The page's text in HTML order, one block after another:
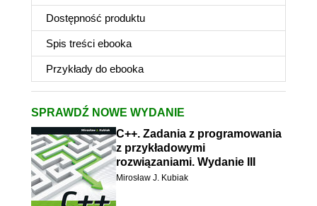
Dostępność produktu
Spis treści ebooka
Przykłady do ebooka
SPRAWDŹ NOWE WYDANIE
C++. Zadania z programowania
z przykładowymi
rozwiązaniami. Wydanie III
Mirosław J. Kubiak